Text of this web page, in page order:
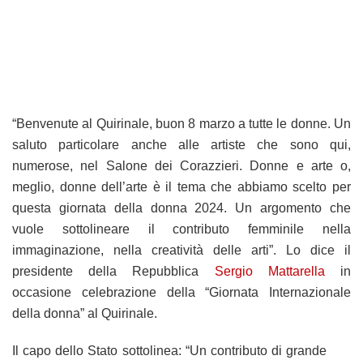
“Benvenute al Quirinale, buon 8 marzo a tutte le donne. Un
saluto particolare anche alle artiste che sono qui,
numerose, nel Salone dei Corazzieri. Donne e arte o,
meglio, donne dell’arte è il tema che abbiamo scelto per
questa giornata della donna 2024. Un argomento che
vuole sottolineare il contributo femminile nella
immaginazione, nella creatività delle arti”. Lo dice il
presidente della Repubblica Sergio Mattarella in
occasione celebrazione della “Giornata Internazionale
della donna” al Quirinale.
Il capo dello Stato sottolinea: “Un contributo di grande